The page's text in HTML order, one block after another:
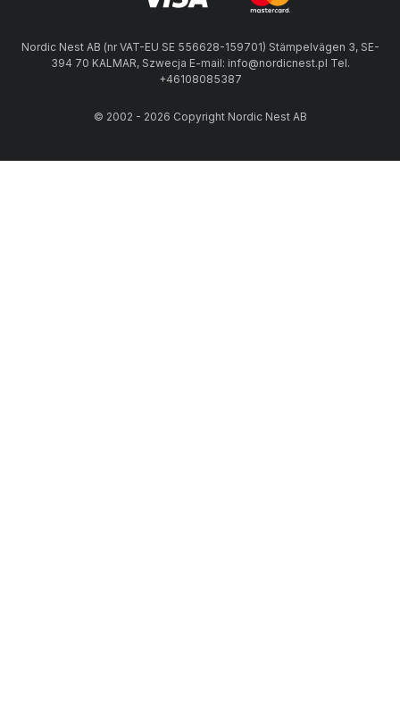
Nordic Nest AB (nr VAT-EU SE 556628-159701) Stämpelvägen 3, SE-
394 70 KALMAR, Szwecja E-mail: info@nordicnest.pl Tel.
+46108085387
© 2002 - 2026 Copyright Nordic Nest AB